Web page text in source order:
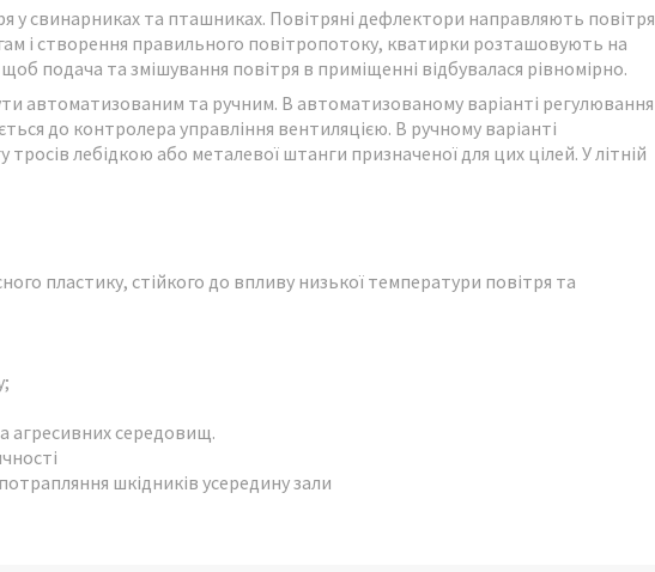
у свинарниках та пташниках. Повітряні дефлектори направляють повітря
і створення правильного повітропотоку, кватирки розташовують на
подача та змішування повітря в приміщенні відбувалася рівномірно.
автоматизованим та ручним. В автоматизованому варіанті регулювання
до контролера управління вентиляцією. В ручному варіанті
лебідкою або металевої штанги призначеної для цих цілей. У літній
пластику, стійкого до впливу низької температури повітря та
агресивних середовищ.
шкідників усередину зали